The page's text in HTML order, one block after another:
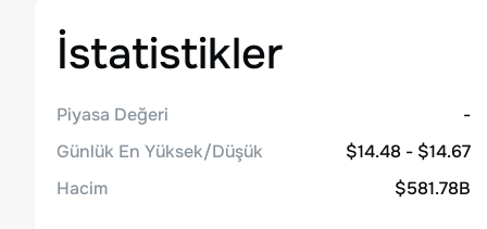
İstatistikler
Piyasa Değeri
-
Günlük En Yüksek/Düşük
$14.48 - $14.67
Hacim
$581.78B